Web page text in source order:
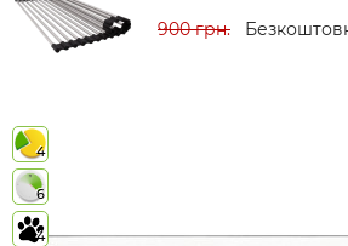
900 грн.
4
6
4